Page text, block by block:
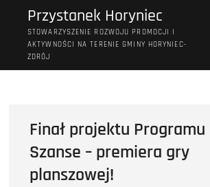
Przystanek Horyniec
STOWARZYSZENIE ROZWOJU PROMOCJI I
AKTYWNOŚCI NA TERENIE GMINY HORYNIEC-
ZDRÓJ
Finał projektu Programu
Szanse – premiera gry
planszowej!